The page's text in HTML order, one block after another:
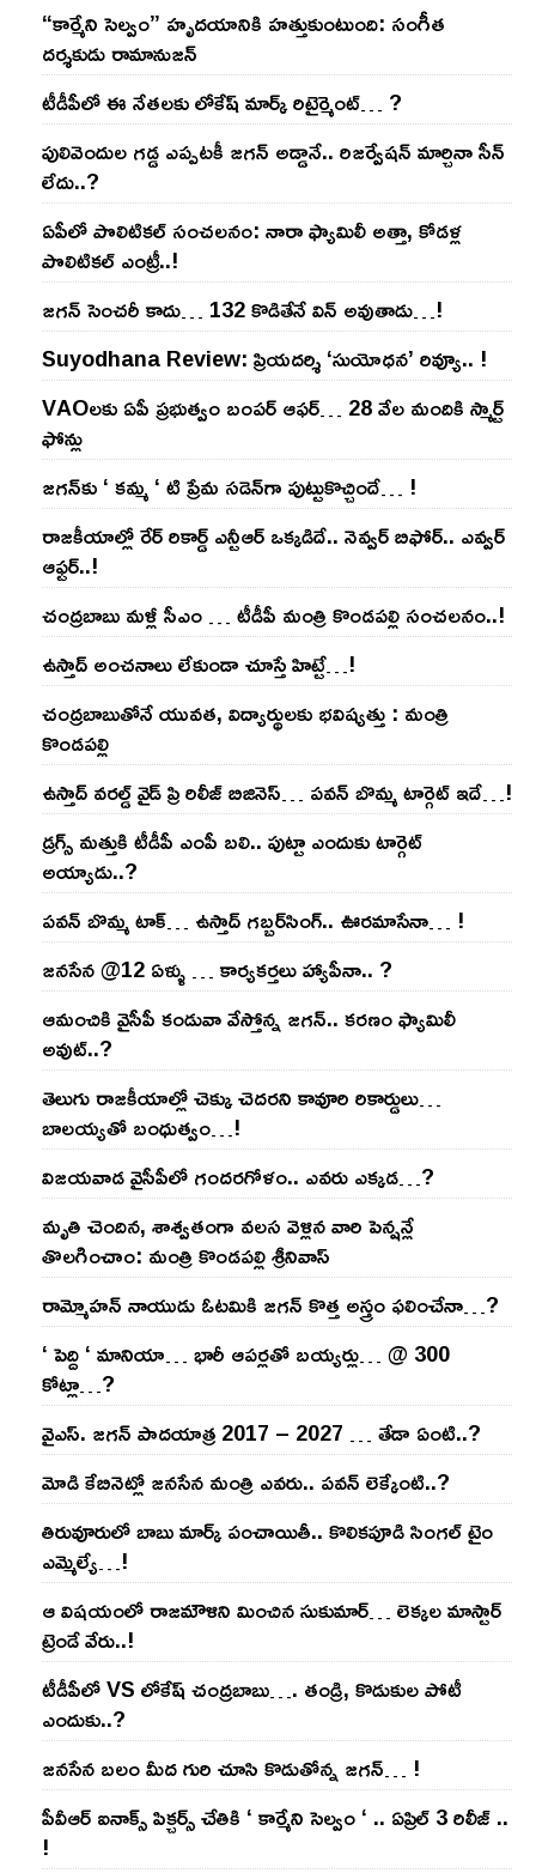
“కార్మేని సెల్వం” హృదయానికి హత్తుకుంటుంది: సంగీత
దర్శకుడు రామానుజన్
టీడీపీలో ఈ నేత‌ల‌కు లోకేష్ మార్క్ రిటైర్మెంట్‌… ?
పులివెందుల గ‌డ్డ ఎప్ప‌ట‌కీ జ‌గ‌న్ అడ్డానే.. రిజ‌ర్వేష‌న్ మార్చినా సీన్
లేదు..?
ఏపీలో పొలిటిక‌ల్ సంచ‌ల‌నం: నారా ఫ్యామిలీ అత్తా, కోడ‌ళ్ల
పొలిటికల్ ఎంట్రీ..!
జ‌గ‌న్ సెంచ‌రీ కాదు… 132 కొడితేనే విన్ అవుతాడు…!
Suyodhana Review: ప్రియదర్శి ‘సుయోధన’ రివ్యూ.. !
VAOల‌కు ఏపీ ప్ర‌భుత్వం బంప‌ర్ ఆఫ‌ర్‌… 28 వేల మందికి స్మార్ట్
ఫోన్లు
జ‌గ‌న్‌కు ‘ క‌మ్మ ‘ టి ప్రేమ స‌డెన్‌గా పుట్టుకొచ్చిందే… !
రాజ‌కీయాల్లో రేర్ రికార్డ్ ఎన్టీఆర్ ఒక్క‌డిదే.. నెవ్వ‌ర్ బిఫోర్‌.. ఎవ్వ‌ర్
ఆఫ్ట‌ర్‌..!
చంద్ర‌బాబు మ‌ళ్లీ సీఎం … టీడీపీ మంత్రి కొండ‌ప‌ల్లి సంచ‌ల‌నం..!
ఉస్తాద్ అంచ‌నాలు లేకుండా చూస్తే హిట్టే…!
చంద్ర‌బాబుతోనే యువ‌త‌, విద్యార్థుల‌కు భ‌విష్య‌త్తు : మంత్రి
కొండ‌ప‌ల్లి
ఉస్తాద్ వ‌ర‌ల్డ్ వైడ్ ప్రి రిలీజ్ బిజినెస్‌… ప‌వ‌న్ బొమ్మ టార్గెట్ ఇదే…!
డ్రగ్స్ మత్తుకి టీడీపీ ఎంపీ బలి.. పుట్టా ఎందుకు టార్గెట్
అయ్యాడు..?
ప‌వ‌న్ బొమ్మ టాక్‌… ఉస్తాద్ గ‌బ్బ‌ర్‌సింగ్‌.. ఊర‌మాసేనా… !
జనసేన @12 ఏళ్ళు … కార్యకర్తలు హ్యాపీనా.. ?
ఆమంచికి వైసీపీ కండువా వేస్తోన్న జ‌గ‌న్‌.. క‌ర‌ణం ఫ్యామిలీ
అవుట్‌..?
తెలుగు రాజ‌కీయాల్లో చెక్కు చెద‌ర‌ని కావూరి రికార్డులు…
బాల‌య్యతో బంధుత్వం…!
విజ‌య‌వాడ వైసీపీలో గంద‌ర‌గోళం.. ఎవ‌రు ఎక్క‌డ‌…?
మృతి చెందిన, శాశ్వతంగా వలస వెళ్లిన వారి పెన్ష‌న్లే
తొల‌గించాం: మంత్రి కొండపల్లి శ్రీనివాస్
రామ్మోహ‌న్ నాయుడు ఓట‌మికి జ‌గ‌న్ కొత్త అస్త్రం ఫ‌లించేనా…?
‘ పెద్ది ‘ మానియా… భారీ ఆప‌ర్ల‌తో బ‌య్య‌ర్లు… @ 300
కోట్లా…?
వైఎస్‌. జ‌గ‌న్ పాద‌యాత్ర 2017 – 2027 … తేడా ఏంటి..?
మోడి కేబినెట్లో జ‌నసేన మంత్రి ఎవ‌రు.. ప‌వ‌న్ లెక్కేంటి..?
తిరువూరులో బాబు మార్క్ పంచాయితీ.. కొలిక‌పూడి సింగ‌ల్ టైం
ఎమ్మెల్యే…!
ఆ విష‌యంలో రాజ‌మౌళిని మించిన సుకుమార్‌… లెక్క‌ల మాస్టార్
ట్రెండే వేరు..!
టీడీపీలో VS లోకేష్ చంద్ర‌బాబు…. తండ్రి, కొడుకుల పోటీ
ఎందుకు..?
జ‌న‌సేన బ‌లం మీద గురి చూసి కొడుతోన్న జ‌గ‌న్‌… !
పీవీఆర్ ఐనాక్స్ పిక్చర్స్ చేతికి ‘ కార్మేని సెల్వం ‘ .. ఏప్రిల్ 3 రిలీజ్ ..
!